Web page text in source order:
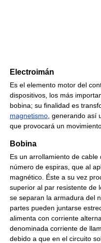
Electroimán
Es el elemento motor del
dispositivos, los más
bobina; su finalidad es
magnetismo , generando así
que provocará un
Bobina
Es un arrollamiento de
número de espiras, que al
magnético. Éste a su vez
superior al par resistente de
se separan la armadura del
partes pueden juntarse
alimenta con corriente
denominada corriente de
debido a que en el circuito